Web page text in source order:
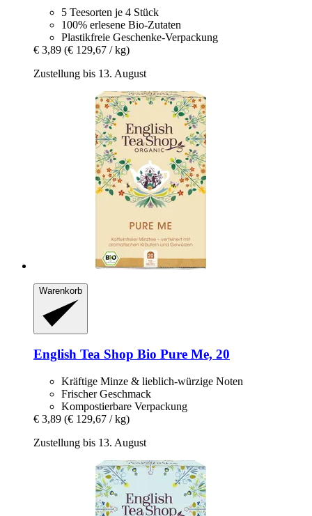
5 Teesorten je 4 Stück
100% erlesene Bio-Zutaten
Plastikfreie Geschenke-Verpackung
€ 3,89 (€ 129,67 / kg)
Zustellung bis 13. August
Warenkorb
English Tea Shop Bio Pure Me, 20
Kräftige Minze & lieblich-würzige Noten
Frischer Geschmack
Kompostierbare Verpackung
€ 3,89 (€ 129,67 / kg)
Zustellung bis 13. August